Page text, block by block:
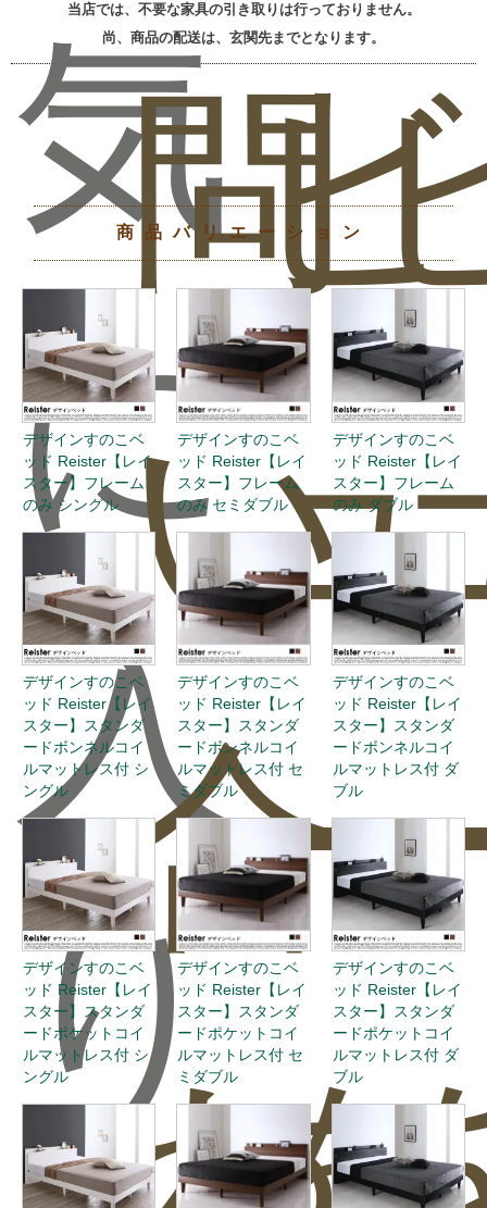
気
に
入
り
問
い
合
ビ
ュ
ー
当店では、不要な家具の引き取りは行っておりません。
尚、商品の配送は、玄関先までとなります。
商品バリエーション
デザインすのこベ
ッド Reister【レイ
スター】フレーム
のみ シングル
デザインすのこベ
ッド Reister【レイ
スター】フレーム
のみ セミダブル
デザインすのこベ
ッド Reister【レイ
スター】フレーム
のみ ダブル
デザインすのこベ
ッド Reister【レイ
スター】スタンダ
ードボンネルコイ
ルマットレス付 シ
ングル
デザインすのこベ
ッド Reister【レイ
スター】スタンダ
ードボンネルコイ
ルマットレス付 セ
ミダブル
デザインすのこベ
ッド Reister【レイ
スター】スタンダ
ードボンネルコイ
ルマットレス付 ダ
ブル
デザインすのこベ
ッド Reister【レイ
スター】スタンダ
ードポケットコイ
ルマットレス付 シ
ングル
デザインすのこベ
ッド Reister【レイ
スター】スタンダ
ードポケットコイ
ルマットレス付 セ
ミダブル
デザインすのこベ
ッド Reister【レイ
スター】スタンダ
ードポケットコイ
ルマットレス付 ダ
ブル